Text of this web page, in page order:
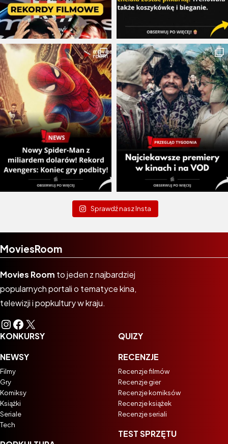
Sprawdź nasz Insta
MoviesRoom
Movies Room to jeden z najbardziej
popularnych portali o tematyce kina,
telewizji i popkultury w kraju.
Instagram
Facebook
X
KONKURSY
NEWSY
Filmy
Gry
Komiksy
Książki
Seriale
Tech
QUIZY
RECENZJE
Recenzje filmów
Recenzje gier
Recenzje komiksów
Recenzje książek
Recenzje seriali
TEST SPRZĘTU